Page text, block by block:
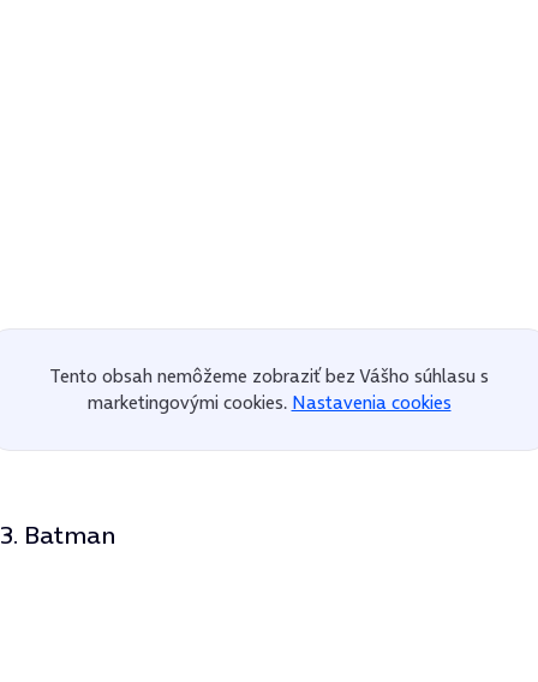
Tento obsah nemôžeme zobraziť bez Vášho súhlasu s
marketingovými cookies. Nastavenia cookies
3. Batman